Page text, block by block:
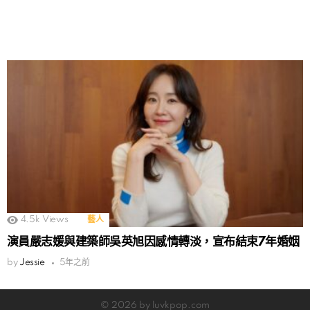
4.5k Views 藝人
演員嚴志媛與建築師吳英旭因感情轉淡，宣布結束7年婚姻
by Jessie 5年之前
© 2026 by luvkpop.com